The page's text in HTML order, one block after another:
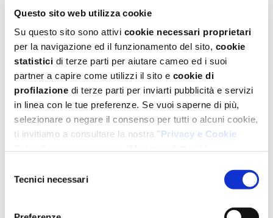
Questo sito web utilizza cookie
Su questo sito sono attivi cookie necessari proprietari
per la navigazione ed il funzionamento del sito, cookie
statistici di terze parti per aiutare cameo ed i suoi
partner a capire come utilizzi il sito e cookie di
profilazione di terze parti per inviarti pubblicità e servizi
in linea con le tue preferenze. Se vuoi saperne di più,
selezionare o negare il consenso per tutti o alcuni cookie,
ti invitiamo a consultare la nostra "Privacy e Cookie
tutti i cookies.
delTecnici necessari